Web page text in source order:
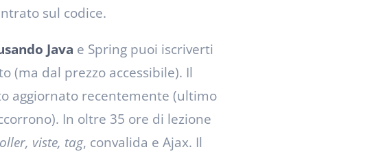
sul codice.
Java e Spring puoi iscriverti
(ma dal prezzo accessibile). Il
aggiornato recentemente (ultimo
In oltre 35 ore di lezione
viste, tag, convalida e Ajax. Il